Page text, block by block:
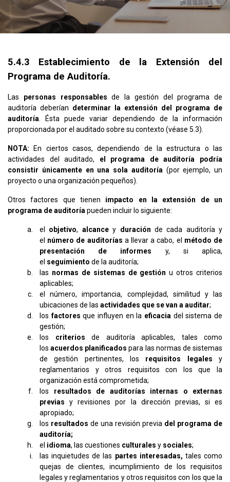
5.4.3 Establecimiento de la Extensión del
Programa de Auditoría.
Las personas responsables de la gestión del programa de
auditoría deberían determinar la extensión del programa de
auditoría . Ésta puede variar dependiendo de la información
proporcionada por el auditado sobre su contexto (véase 5.3).
NOTA: En ciertos casos, dependiendo de la estructura o las
actividades del auditado, el programa de auditoría podría
consistir únicamente en una sola auditoría (por ejemplo, un
proyecto o una organización pequeños).
Otros factores que tienen impacto en la extensión de un
programa de auditoría pueden incluir lo siguiente:
el objetivo, alcancey duración de cada auditoría y
el número de auditorías a llevar a cabo, el método de
presentación de informes y, si aplica,
el seguimiento de la auditoría;
las normas de sistemas de gestión u otros criterios
aplicables;
el número, importancia, complejidad, similitud y las
ubicaciones de las actividades que se van a auditar;
losfactores que influyen en la eficacia del sistema de
gestión;
los criterios de auditoría aplicables, tales como
losacuerdos planificados para las normas de sistemas
de gestión pertinentes, los requisitos legales y
reglamentarios y otros requisitos con los que la
organización está comprometida;
los resultados
de auditorías internas o externas
previas y revisiones por la dirección previas, si es
apropiado;
los resultados de una revisión previa del programa de
auditoría;
el idioma, las cuestiones culturales y sociales;
las inquietudes de las partes interesadas, tales como
quejas de clientes, incumplimiento de los requisitos
legales y reglamentarios y otros requisitos con los que la